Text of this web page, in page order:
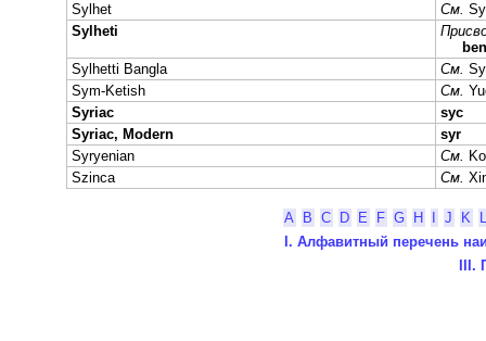
Sylhet
См.
Sylheti
ben
Sylhetti Bangla
См.
Sym-Ketish
См.
Syriac
syc
Syriac, Modern
syr
Syryenian
См.
Szinca
См.
A B C D E F G H J K
I. Алфавитный перечень
III.